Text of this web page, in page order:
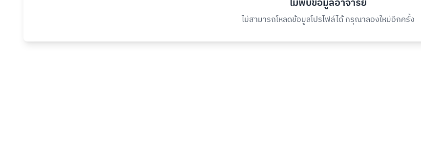
ไม่สามารถโหลดข้อมูลโปรไฟล์ได้ กรุณาลองใหม่อีกครั้ง